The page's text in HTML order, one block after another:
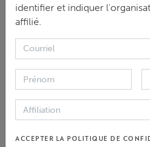
preuves pertinentes. Les
déposées en anglais ou dans
Nations Unies, avec des
Une demande peut être
poste, par courrier ou par
remplissant le
identifier et indiquer
affilié.
ACCEPTER LA POLITIQUE DE